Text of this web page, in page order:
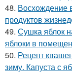
48. Восхождение
продуктов
49. Сушка яблок
яблоки в
50. Рецепт
зиму. Капуста с